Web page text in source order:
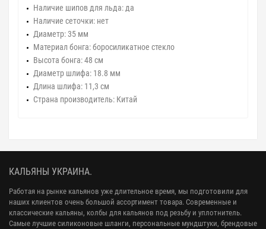
Наличие шипов для льда: да
Наличие сеточки: нет
Диаметр:35 мм
Материал бонга:боросиликатное стекло
Высота бонга:48 см
Диаметр шлифа: 18.8 мм
Длина шлифа: 11,3 см
Страна производитель: Китай
КАЛЬЯНЫ УКРАИНА.
Работая на рынке кальянов уже длительное время, мы подготовили для
наших клиентов очень большой ассортимент товара. Современные и
классические кальяны, колбы для кальянов под резьбу и уплотнитель.
Самые лучшие силиконовые шланги, персональные мундштуки, брендовые